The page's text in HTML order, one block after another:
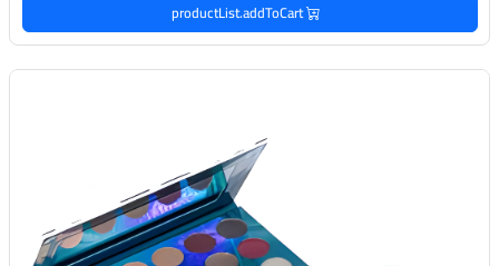
productList.addToCart